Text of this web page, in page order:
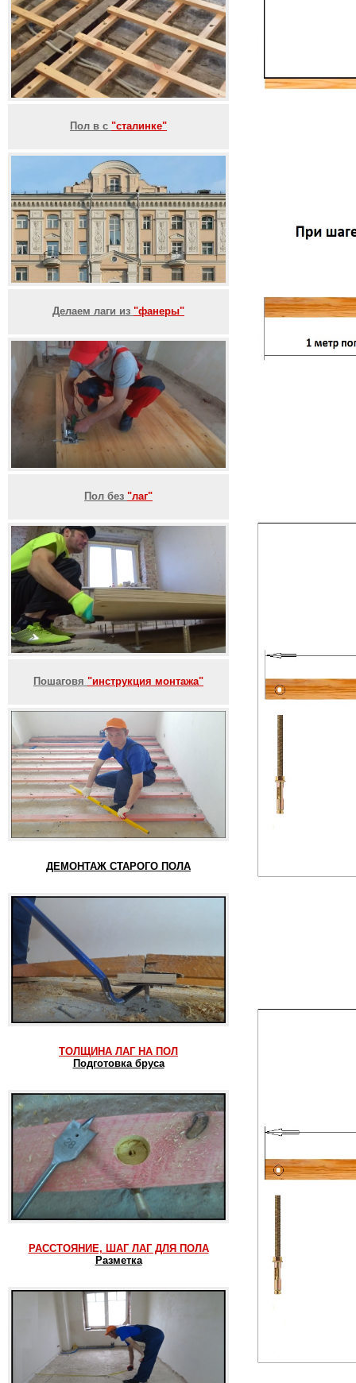
Пол в с "сталинке"
Делаем лаги из "фанеры"
Пол без "лаг"
Пошаговя "инструкция монтажа"
ДЕМОНТАЖ СТАРОГО ПОЛА
ТОЛЩИНА ЛАГ НА ПОЛ
Подготовка бруса
РАССТОЯНИЕ, ШАГ ЛАГ ДЛЯ ПОЛА
Разметка